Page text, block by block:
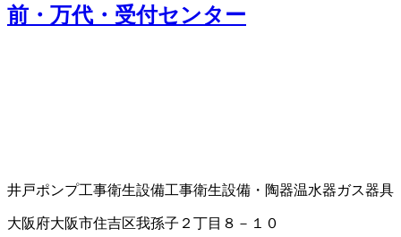
前・万代・受付センター
井戸ポンプ工事衛生設備工事衛生設備・陶器温水器ガス器具
大阪府大阪市住吉区我孫子２丁目８－１０